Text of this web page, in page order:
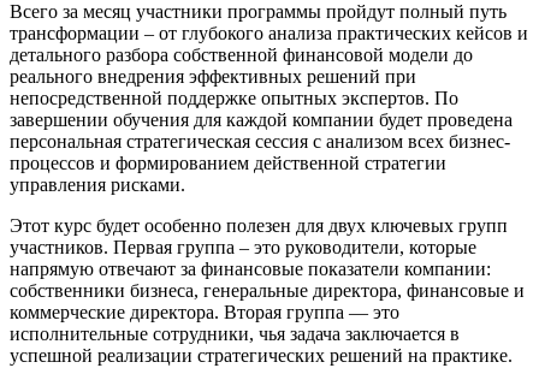
Всего за месяц участники программы пройдут полный путь
трансформации – от глубокого анализа практических кейсов и
детального разбора собственной финансовой модели до
реального внедрения эффективных решений при
непосредственной поддержке опытных экспертов. По
завершении обучения для каждой компании будет проведена
персональная стратегическая сессия с анализом всех бизнес-
процессов и формированием действенной стратегии
управления рисками.
Этот курс будет особенно полезен для двух ключевых групп
участников. Первая группа – это руководители, которые
напрямую отвечают за финансовые показатели компании:
собственники бизнеса, генеральные директора, финансовые и
коммерческие директора. Вторая группа — это
исполнительные сотрудники, чья задача заключается в
успешной реализации стратегических решений на практике.